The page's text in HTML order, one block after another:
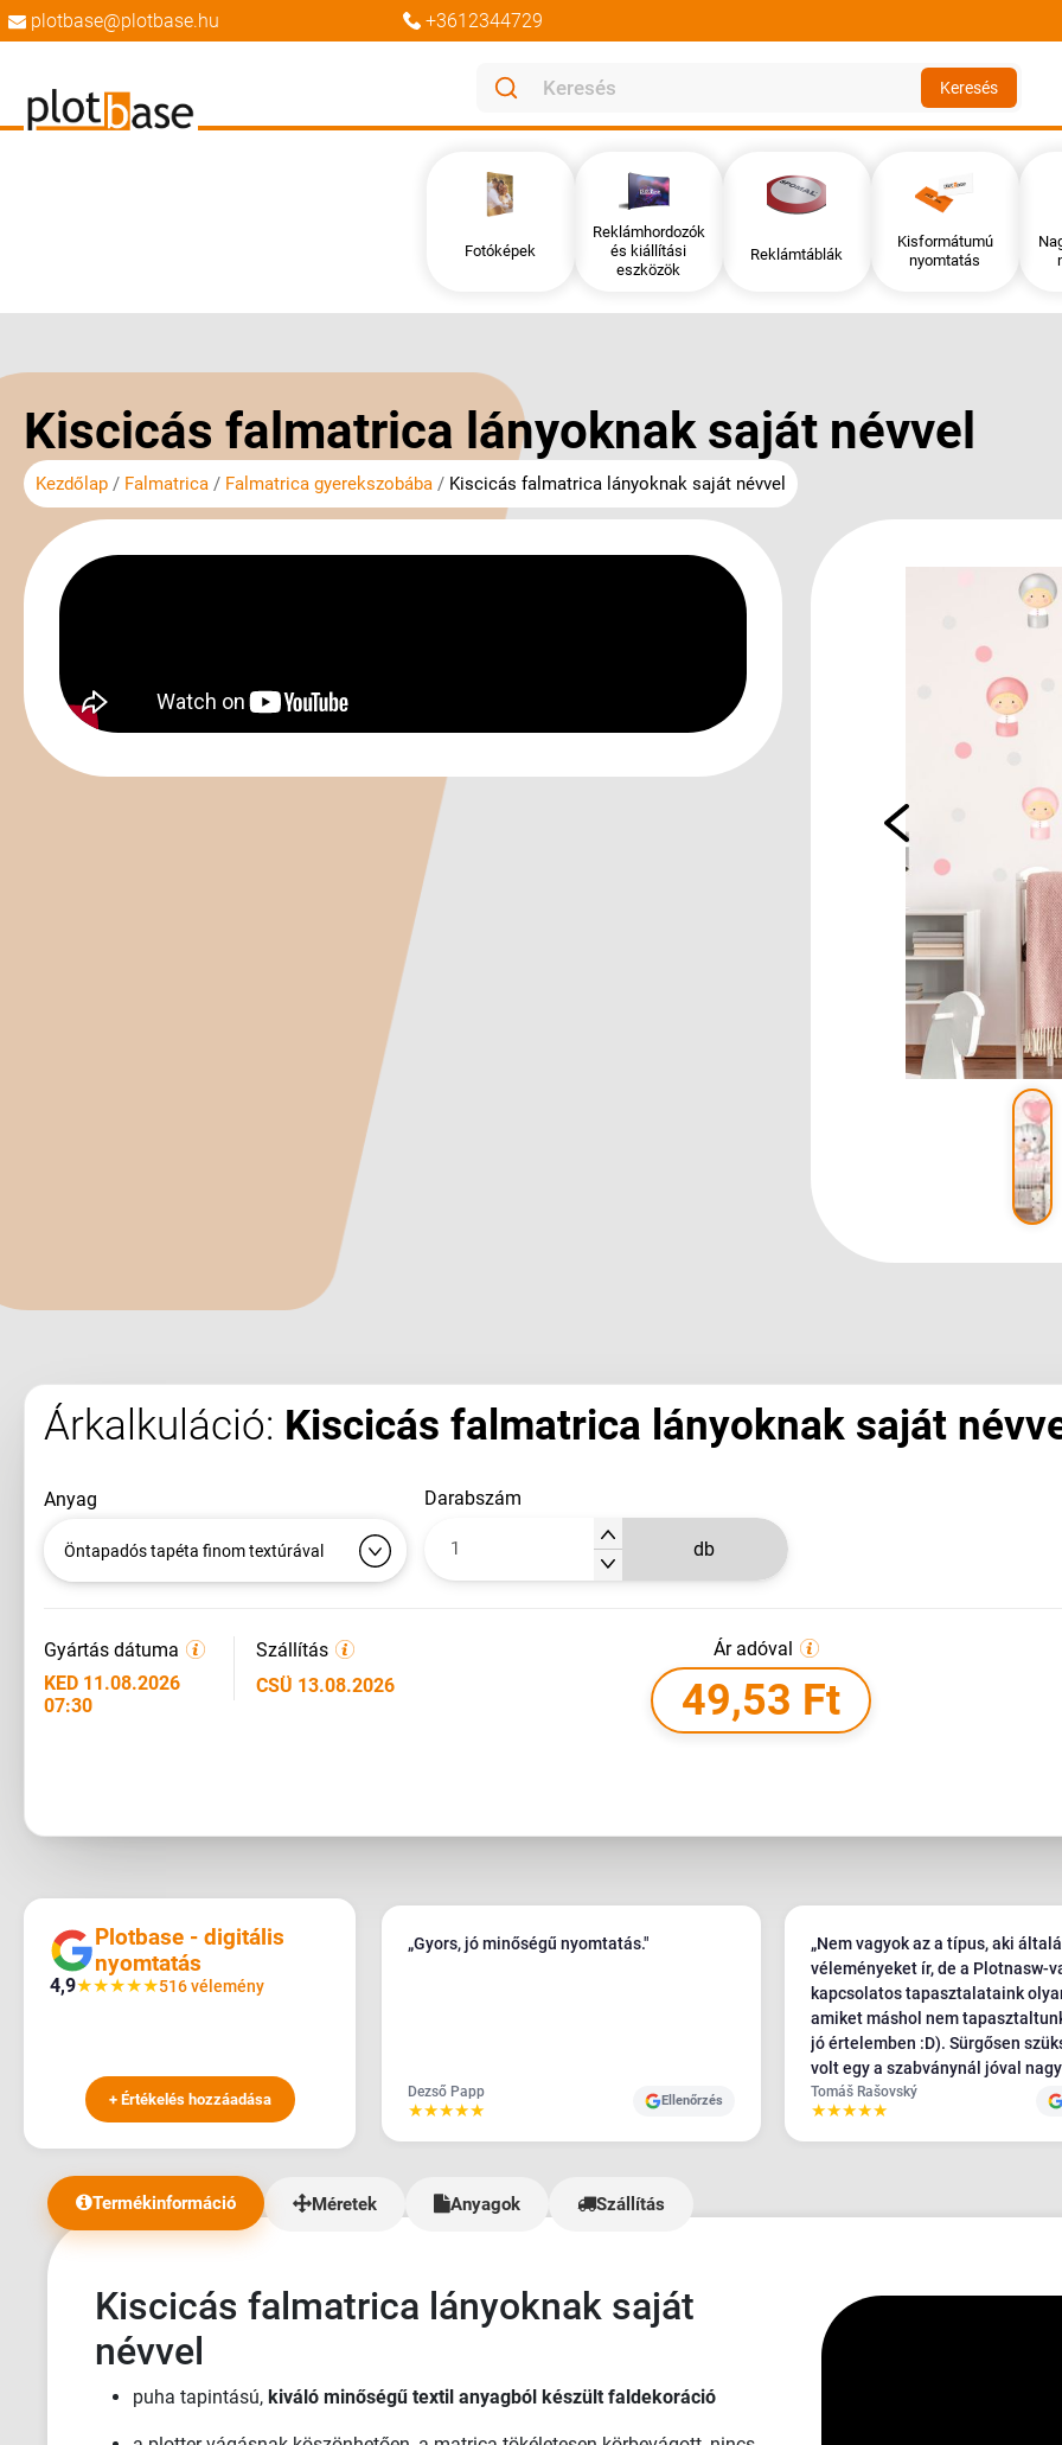
plotbase@plotbase.hu +3612344729
Keresés
Fotóképek
Reklámhordozók
és kiállítási
eszközök
Reklámtáblák
Kisformátumú
nyomtatás
végére
Kiscicás falmatrica lányoknak saját névvel
Kezdőlap Falmatrica Falmatrica gyerekszobába Kiscicás falmatrica lányoknak saját névvel
elejére
Árkalkuláció: Kiscicás falmatrica lányoknak saját
anyag
Öntapadós tapéta finom textúrával
darabszám
db
Gyártás dátuma
KED 11.08.2026
07:30
Szállítás
CSÜ 13.08.2026
Ár adóval
49,53 Ft
Plotbase - digitális
nyomtatás
4,9★★★★★516 vélemény
+ Értékelés hozzáadása
„Gyors, jó minőségű nyomtatás."
Dezső Papp
★★★★★ Ellenőrzés
„Nem vagyok az a típus, aki
véleményeket ír, de a Plotnasw-
kapcsolatos tapasztalataink
amiket máshol nem
jó értelemben :D). Sürgősen szükségünk
volt egy a szabványnál jóval
méretű banner nyomtatására.
20 nyomdát hívtunk fel
Szlovákiában, és az egyetlen, aki
hozzáállással, a többiek
kaptuk meg, és ahogy mondtam,
sehol nem tapasztaltam ilyen
ügyfélszolgálatot - rengeteg
Tomáš Rašovský
★★★★★
Termékinformáció Méretek Anyagok Szállítás
Kiscicás falmatrica lányoknak saját
névvel
puha tapintású, kiváló minőségű textil anyagból készült faldekoráció